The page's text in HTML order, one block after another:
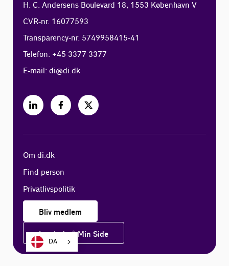
H. C. Andersens Boulevard 18, 1553 København V
CVR-nr. 16077593
Transparency-nr. 5749958415-41
Telefon: +45 3377 3377
E-mail:di@di.dk
Om di.dk
Find person
Privatlivspolitik
Bliv medlem
Log ind på Min Side
DA